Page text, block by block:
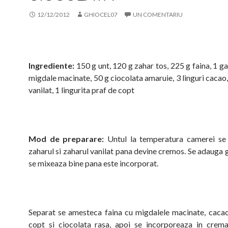
12/12/2012 GHIOCEL07 UN COMENTARIU
Ingrediente: 150 g unt, 120 g zahar tos, 225 g faina, 1
migdale macinate, 50 g ciocolata amaruie, 3 linguri
vanilat, 1 lingurita praf de copt
Mod de preparare: Untul la temperatura camerei
zaharul si zaharul vanilat pana devine cremos. Se adauga
se mixeaza bine pana este incorporat.
Separat se amesteca faina cu migdalele macinate,
copt si ciocolata rasa, apoi se incorporeaza in